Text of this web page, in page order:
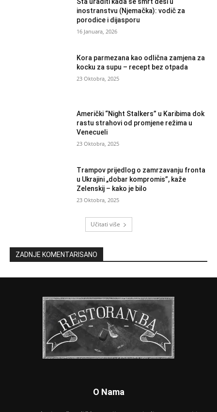
inostranstvu (Njemačka): vodič za
porodice i dijasporu
16 Januara, 2026
Kora parmezana kao odlična zamjena za
kocku za supu – recept bez otpada
23 Oktobra, 2025
Američki “Night Stalkers” u Karibima dok
rastu strahovi od promjene režima u
Venecueli
23 Oktobra, 2025
Trampov prijedlog o zamrzavanju fronta
u Ukrajini „dobar kompromis”, kaže
Zelenskij – kako je bilo
23 Oktobra, 2025
Učitati više
ZADNJE KOMENTARISANO
O Nama